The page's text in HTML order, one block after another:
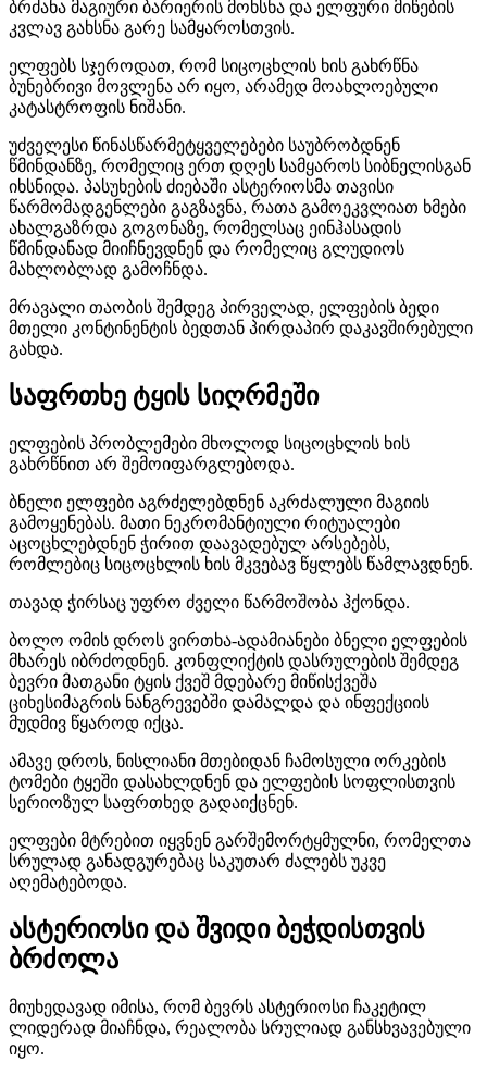
ბრძანა მაგიური ბარიერის მოხსნა და ელფური მიწების
კვლავ გახსნა გარე სამყაროსთვის.
ელფებს სჯეროდათ, რომ სიცოცხლის ხის გახრწნა
ბუნებრივი მოვლენა არ იყო, არამედ მოახლოებული
კატასტროფის ნიშანი.
უძველესი წინასწარმეტყველებები საუბრობდნენ
წმინდანზე, რომელიც ერთ დღეს სამყაროს სიბნელისგან
იხსნიდა. პასუხების ძიებაში ასტერიოსმა თავისი
წარმომადგენლები გაგზავნა, რათა გამოეკვლიათ ხმები
ახალგაზრდა გოგონაზე, რომელსაც ეინჰასადის
წმინდანად მიიჩნევდნენ და რომელიც გლუდიოს
მახლობლად გამოჩნდა.
მრავალი თაობის შემდეგ პირველად, ელფების ბედი
მთელი კონტინენტის ბედთან პირდაპირ დაკავშირებული
გახდა.
საფრთხე ტყის სიღრმეში
ელფების პრობლემები მხოლოდ სიცოცხლის ხის
გახრწნით არ შემოიფარგლებოდა.
ბნელი ელფები აგრძელებდნენ აკრძალული მაგიის
გამოყენებას. მათი ნეკრომანტიული რიტუალები
აცოცხლებდნენ ჭირით დაავადებულ არსებებს,
რომლებიც სიცოცხლის ხის მკვებავ წყლებს წამლავდნენ.
თავად ჭირსაც უფრო ძველი წარმოშობა ჰქონდა.
ბოლო ომის დროს ვირთხა-ადამიანები ბნელი ელფების
მხარეს იბრძოდნენ. კონფლიქტის დასრულების შემდეგ
ბევრი მათგანი ტყის ქვეშ მდებარე მიწისქვეშა
ციხესიმაგრის ნანგრევებში დამალდა და ინფექციის
მუდმივ წყაროდ იქცა.
ამავე დროს, ნისლიანი მთებიდან ჩამოსული ორკების
ტომები ტყეში დასახლდნენ და ელფების სოფლისთვის
სერიოზულ საფრთხედ გადაიქცნენ.
ელფები მტრებით იყვნენ გარშემორტყმულნი, რომელთა
სრულად განადგურებაც საკუთარ ძალებს უკვე
აღემატებოდა.
ასტერიოსი და შვიდი ბეჭდისთვის
ბრძოლა
მიუხედავად იმისა, რომ ბევრს ასტერიოსი ჩაკეტილ
ლიდერად მიაჩნდა, რეალობა სრულიად განსხვავებული
იყო.